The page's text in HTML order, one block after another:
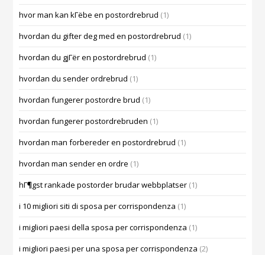
hvor man kan kГёbe en postordrebrud (1)
hvordan du gifter deg med en postordrebrud (1)
hvordan du gjГёr en postordrebrud (1)
hvordan du sender ordrebrud (1)
hvordan fungerer postordre brud (1)
hvordan fungerer postordrebruden (1)
hvordan man forbereder en postordrebrud (1)
hvordan man sender en ordre (1)
hГ¶gst rankade postorder brudar webbplatser (1)
i 10 migliori siti di sposa per corrispondenza (1)
i migliori paesi della sposa per corrispondenza (1)
i migliori paesi per una sposa per corrispondenza (2)